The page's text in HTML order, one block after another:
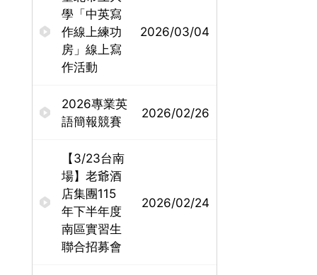
學「中英寫
作線上練功
房」線上寫
作活動
2026/03/04
2026專業英
語簡報競賽
2026/02/26
【3/23台南
場】老爺酒
店集團115
年下半年度
南區實習生
聯合招募會
2026/02/24